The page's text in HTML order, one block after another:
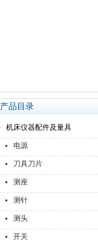
产品目录
机床仪器配件及量具
电源
刀具刀片
测座
测针
测头
开关